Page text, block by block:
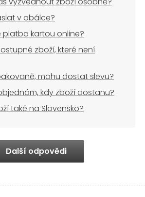
v obálce?
platba kartou online?
zboží, které není
mohu dostat slevu?
kdy zboží dostanu?
také na Slovensko?
Další odpovědi